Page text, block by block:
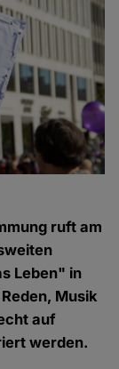
ruft am
Leben" in
Musik
auf
werden.